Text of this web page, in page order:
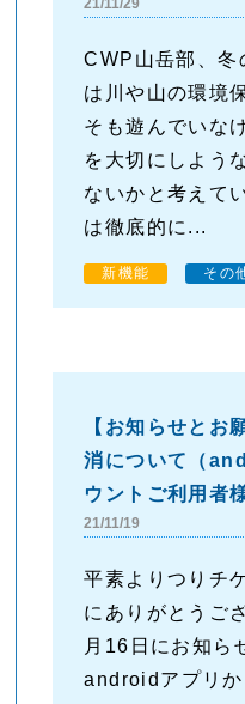
21/11/29
CWP山岳部、冬
は川や山の環境
そも遊んでいな
を大切にしよう
ないかと考えて
は徹底的に...
新機能 その
【お知らせとお
消について（
ウントご利用者
21/11/19
平素よりつりチ
にありがとうご
月16日にお知ら
androidアプリ